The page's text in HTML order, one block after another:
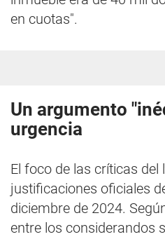
en cuotas".
Un argumento
urgencia
El foco de las críticas del
justificaciones oficiales
diciembre de 2024.
entre los considerandos